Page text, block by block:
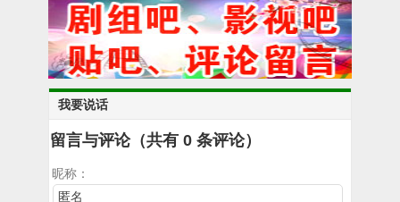
我要说话
留言与评论（共有 0 条评论）
昵称：